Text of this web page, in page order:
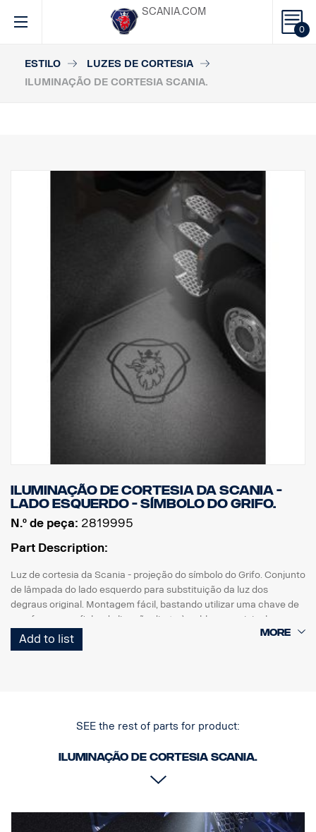
0
SCANIA.COM
ESTILO
LUZES DE CORTESIA
ILUMINAÇÃO DE CORTESIA SCANIA.
Iluminação de cortesia da Scania -
lado esquerdo - símbolo do Grifo.
N.º de peça: 2819995
Part Description:
Luz de cortesia da Scania - projeção do símbolo do Grifo. Conjunto
de lâmpada do lado esquerdo para substituição da luz dos
degraus original. Montagem fácil, bastando utilizar uma chave de
parafusos com ficha de ligação direta à cablagem original.
Nota. Adapta-se apenas aos camiões com as luzes dos degraus
Add to list
SEE the rest of parts for product:
Iluminação de cortesia Scania.